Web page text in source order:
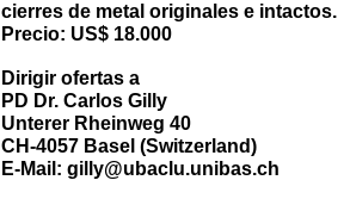
cierres de metal originales e intactos.
Precio: US$ 18.000
Dirigir ofertas a
PD Dr. Carlos Gilly
Unterer Rheinweg 40
CH-4057 Basel (Switzerland)
E-Mail: gilly@ubaclu.unibas.ch